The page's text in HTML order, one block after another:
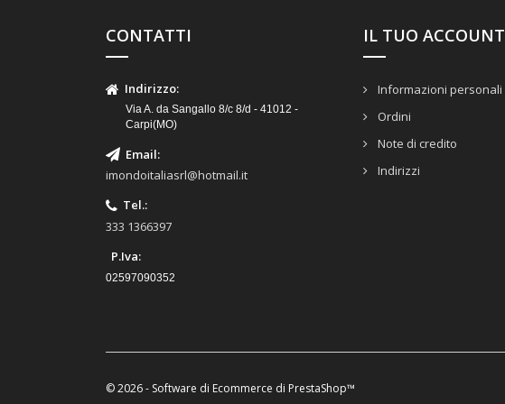
CONTATTI
Indirizzo:
Via A. da Sangallo 8/c 8/d - 41012 -
Carpi(MO)
Email:
imondoitaliasrl@hotmail.it
Tel.:
333 1366397
P.Iva:
02597090352
IL TUO ACCOUNT
Informazioni personali
Ordini
Note di credito
Indirizzi
© 2026 - Software di Ecommerce di PrestaShop™